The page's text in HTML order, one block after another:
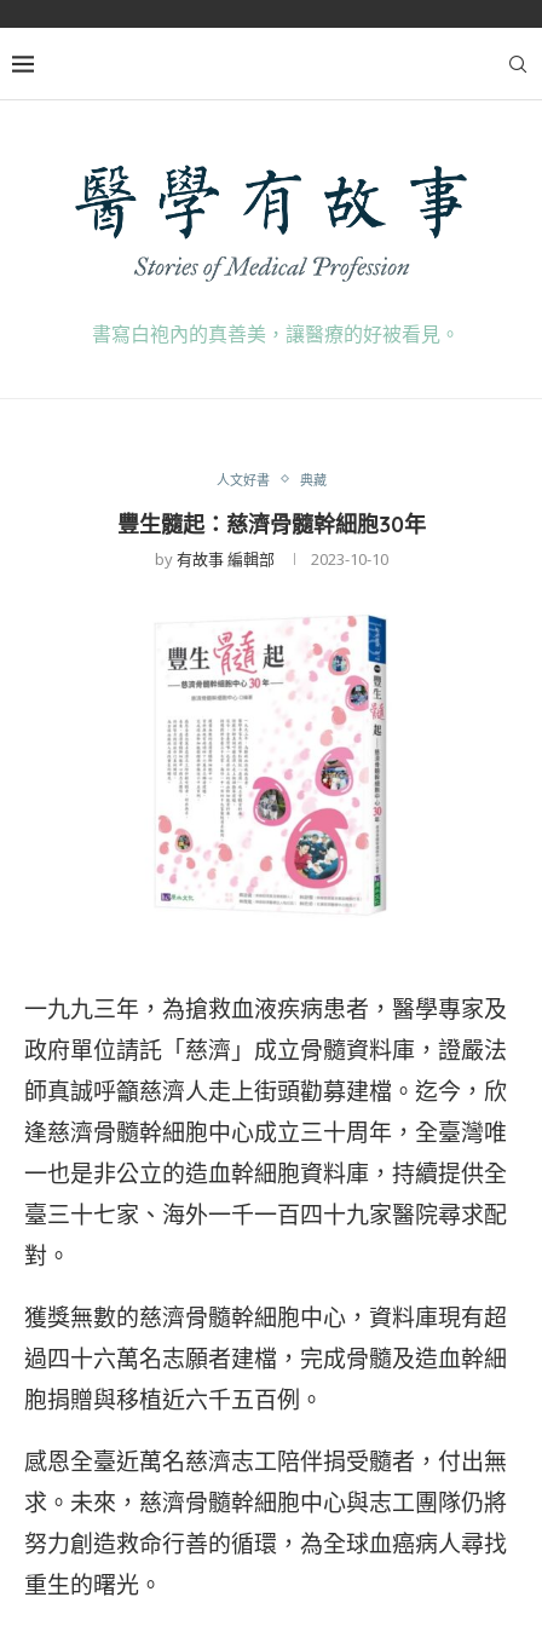
書寫白袍內的真善美，讓醫療的好被看見。
人文好書 典藏
豐生髓起：慈濟骨髓幹細胞30年
by有故事 編輯部 2023-10-10
一九九三年，為搶救血液疾病患者，醫學專家及
政府單位請託「慈濟」成立骨髓資料庫，證嚴法
師真誠呼籲慈濟人走上街頭勸募建檔。迄今，欣
逢慈濟骨髓幹細胞中心成立三十周年，全臺灣唯
一也是非公立的造血幹細胞資料庫，持續提供全
臺三十七家、海外一千一百四十九家醫院尋求配
對。
獲獎無數的慈濟骨髓幹細胞中心，資料庫現有超
過四十六萬名志願者建檔，完成骨髓及造血幹細
胞捐贈與移植近六千五百例。
感恩全臺近萬名慈濟志工陪伴捐受髓者，付出無
求。未來，慈濟骨髓幹細胞中心與志工團隊仍將
努力創造救命行善的循環，為全球血癌病人尋找
重生的曙光。